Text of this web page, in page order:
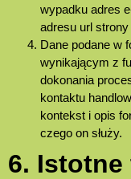
wypadku adres
adresu url
Dane podane w
wynikającym z
dokonania
kontaktu
kontekst i opis
czego on służy.
6.